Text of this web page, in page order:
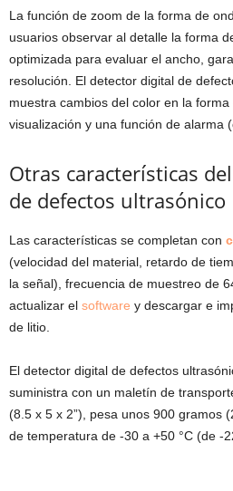
La función de zoom de la forma de
usuarios observar al detalle la forma
optimizada para evaluar el ancho,
resolución. El detector digital de
muestra cambios del color en la
visualización y una función de alarma
Otras características
de defectos ultrasónico
Las características se completan con
(velocidad del material, retardo de
la señal), frecuencia de muestreo de
actualizar el software y descargar e
de litio.
El detector digital de defectos
suministra con un maletín de
(8.5 x 5 x 2”), pesa unos 900 gramos
de temperatura de -30 a +50 °C (de -